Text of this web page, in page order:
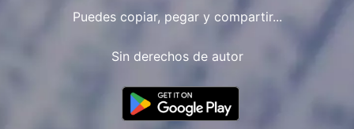
Puedes copiar, pegar y compartir...
Sin derechos de autor